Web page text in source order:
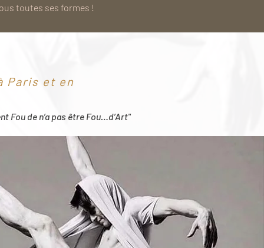
toutes ses formes !
Paris et en
Fou de n’a pas être Fou…d’Art"